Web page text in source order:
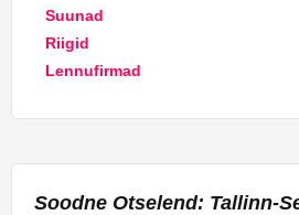
Suunad
Riigid
Lennufirmad
Soodne Otselend: Tallinn-